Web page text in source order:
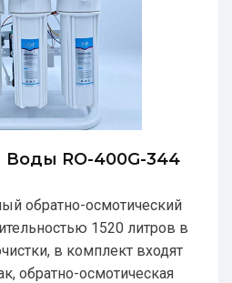
RO-400G-344
обратно-осмотический
1520 литров в
в комплект входят
обратно-осмотическая